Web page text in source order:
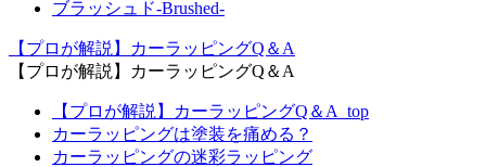
ブラッシュド-Brushed-
【プロが解説】カーラッピングQ＆A
【プロが解説】カーラッピングQ＆A
【プロが解説】カーラッピングQ＆A_top
カーラッピングは塗装を痛める？
カーラッピングの迷彩ラッピング